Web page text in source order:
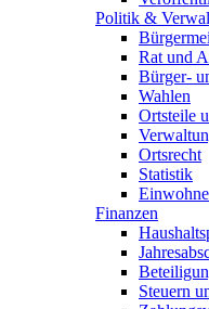
Politik &
Rat und
Bürger-
Wahlen
Ortsteile
Ortsrecht
Statistik
Finanzen
Steuern